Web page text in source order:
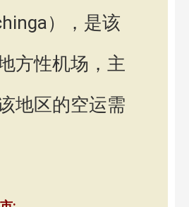
），是该
方性机场，主
地区的空运需